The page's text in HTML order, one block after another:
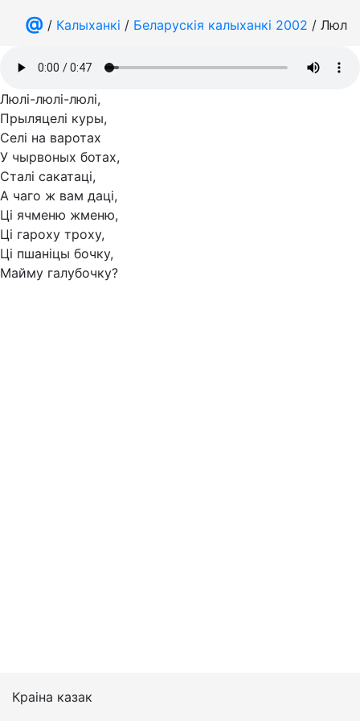
@ / Калыханкі / Беларускія калыханкі 2002 / Люлі-
Люлі-люлі-люлі,
Прыляцелі куры,
Селі на варотах
У чырвоных ботах,
Сталі сакатаці,
А чаго ж вам даці,
Ці ячменю жменю,
Ці гароху троху,
Ці пшаніцы бочку,
Майму галубочку?
Краіна казак